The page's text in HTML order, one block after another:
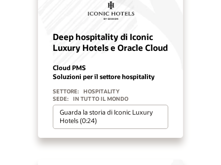
Deep hospitality di Iconic
Luxury Hotels e Oracle Cloud
Cloud PMS
Soluzioni per il settore hospitality
SETTORE:
HOSPITALITY
SEDE:
IN TUTTO IL MONDO
Guarda la storia di Iconic Luxury
Hotels (0:24)